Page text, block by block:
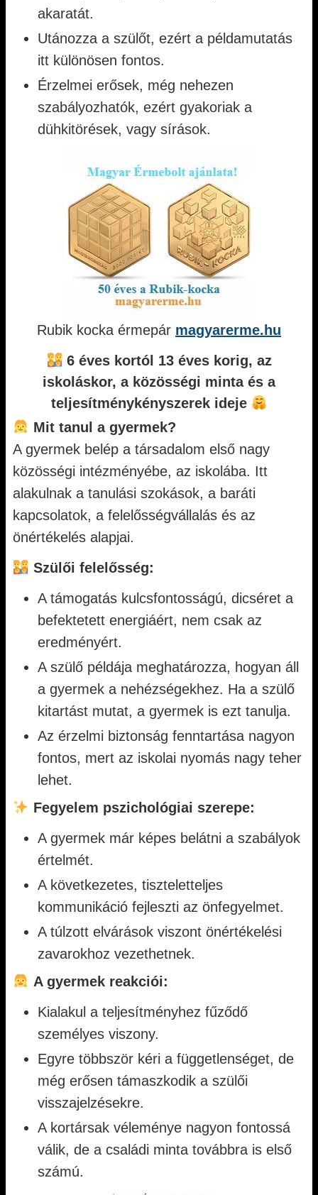
akaratát.
Utánozza a szülőt, ezért a példamutatás
itt különösen fontos.
Érzelmei erősek, még nehezen
szabályozhatók, ezért gyakoriak a
dühkitörések, vagy sírások.
Rubik kocka érmepár magyarerme.hu
6 éves kortól 13 éves korig, az
iskoláskor, a közösségi minta és a
teljesítménykényszerek ideje
Mit tanul a gyermek?
A gyermek belép a társadalom első nagy
közösségi intézményébe, az iskolába. Itt
alakulnak a tanulási szokások, a baráti
kapcsolatok, a felelősségvállalás és az
önértékelés alapjai.
Szülői felelősség:
A támogatás kulcsfontosságú, dicséret a
befektetett energiáért, nem csak az
eredményért.
A szülő példája meghatározza, hogyan áll
a gyermek a nehézségekhez. Ha a szülő
kitartást mutat, a gyermek is ezt tanulja.
Az érzelmi biztonság fenntartása nagyon
fontos, mert az iskolai nyomás nagy teher
lehet.
Fegyelem pszichológiai szerepe:
A gyermek már képes belátni a szabályok
értelmét.
A következetes, tiszteletteljes
kommunikáció fejleszti az önfegyelmet.
A túlzott elvárások viszont önértékelési
zavarokhoz vezethetnek.
A gyermek reakciói:
Kialakul a teljesítményhez fűződő
személyes viszony.
Egyre többször kéri a függetlenséget, de
még erősen támaszkodik a szülői
visszajelzésekre.
A kortársak véleménye nagyon fontossá
válik, de a családi minta továbbra is első
számú.